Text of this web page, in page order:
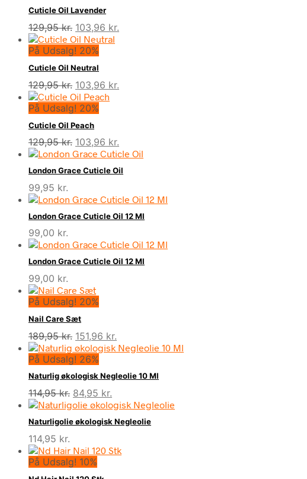
129,95 kr..
Cuticle Oil Lavender
129,95kr. Den
oprindelige
pris
var:
129,95 kr..
103,96 kr.
På Udsalg! 20%
Cuticle Oil Neutral
129,95kr. Den
oprindelige
pris
var:
129,95 kr..
103,96 kr.
På Udsalg! 20%
Cuticle Oil Peach
129,95kr. Den
oprindelige
pris
var:
103,96 kr.
aktuelle
pris
er:
London Grace Cuticle Oil
99,95 kr.
London Grace Cuticle Oil 12 Ml
99,00 kr.
London Grace Cuticle Oil 12 Ml
99,00 kr.
På Udsalg! 20%
Nail Care Sæt
189,95kr. Den
oprindelige
pris
var:
189,95 kr..
151,96 kr.
aktuelle
er:
151,96 kr..
På Udsalg! 26%
Naturlig økologisk Negleolie 10 Ml
114,95kr. Den
oprindelige
pris
var:
84,95 kr.
aktuelle
pris
er:
Naturligolie økologisk Negleolie
114,95 kr.
På Udsalg! 10%